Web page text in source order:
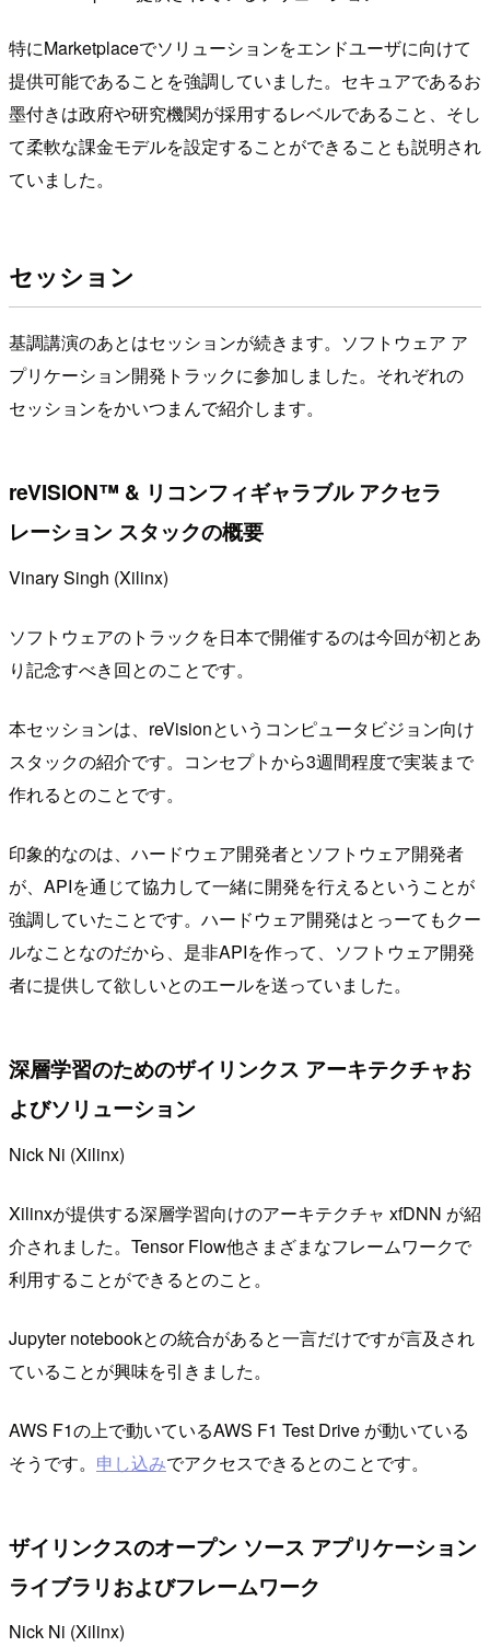
特にMarketplaceでソリューションをエンドユーザに向けて
提供可能であることを強調していました。セキュアであるお
墨付きは政府や研究機関が採用するレベルであること、そし
て柔軟な課金モデルを設定することができることも説明され
ていました。
セッション
基調講演のあとはセッションが続きます。ソフトウェア ア
プリケーション開発トラックに参加しました。それぞれの
セッションをかいつまんで紹介します。
reVISION™ & リコンフィギャラブル アクセラ
レーション スタックの概要
Vinary Singh (Xilinx)
ソフトウェアのトラックを日本で開催するのは今回が初とあ
り記念すべき回とのことです。
本セッションは、reVisionというコンピュータビジョン向け
スタックの紹介です。コンセプトから3週間程度で実装まで
作れるとのことです。
印象的なのは、ハードウェア開発者とソフトウェア開発者
が、APIを通じて協力して一緒に開発を行えるということが
強調していたことです。ハードウェア開発はとっーてもクー
ルなことなのだから、是非APIを作って、ソフトウェア開発
者に提供して欲しいとのエールを送っていました。
深層学習のためのザイリンクス アーキテクチャお
よびソリューション
Nick Ni (Xilinx)
Xilinxが提供する深層学習向けのアーキテクチャ xfDNN が紹
介されました。Tensor Flow他さまざまなフレームワークで
利用することができるとのこと。
Jupyter notebookとの統合があると一言だけですが言及され
ていることが興味を引きました。
AWS F1の上で動いているAWS F1 Test Drive が動いている
そうです。 申し込みでアクセスできるとのことです。
ザイリンクスのオープン ソース アプリケーション
ライブラリおよびフレームワーク
Nick Ni (Xilinx)